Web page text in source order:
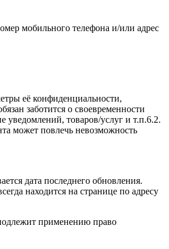
мобильного телефона и/или адрес
её конфиденциальности,
заботится о своевременности
уведомлений, товаров/услуг и т.п.6.2.
может повлечь невозможность
дата последнего обновления.
находится на странице по адресу
применению право